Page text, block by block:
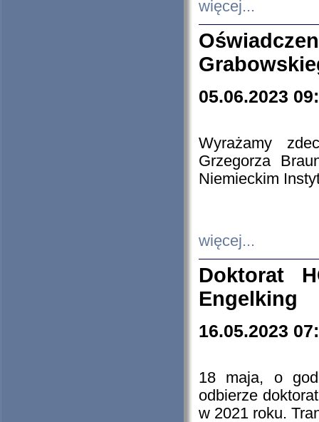
więcej...
05.06.2023
Wyrażamy
Grzegorza
Niemieckim
więcej...
Doktorat
Engelking
16.05.2023
18 maja, o
odbierze
w 2021 roku.